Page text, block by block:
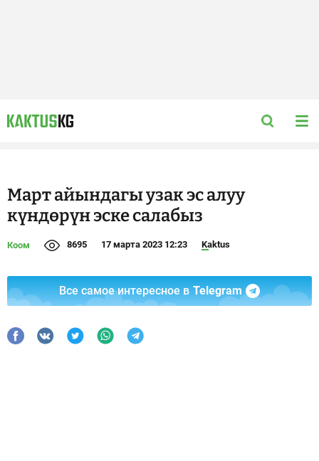
Март айындагы узак эс алуу
күндөрүн эске салабыз
Коом 8695 17 марта 2023 12:23 Kaktus
Все самое интересное в Telegram